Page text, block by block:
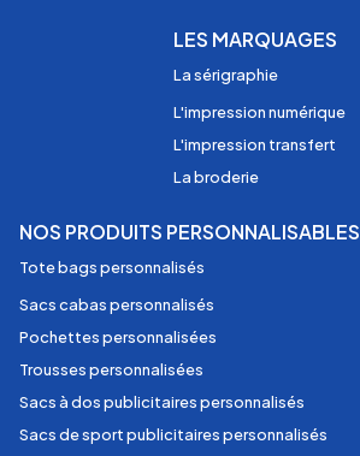
LES MARQUAGES
La sérigraphie
L'impression numérique
L'impression transfert
La broderie
NOS PRODUITS PERSONNALISABLES
Tote bags personnalisés
Sacs cabas personnalisés
Pochettes personnalisées
Trousses personnalisées
Sacs à dos publicitaires personnalisés
Sacs de sport publicitaires personnalisés